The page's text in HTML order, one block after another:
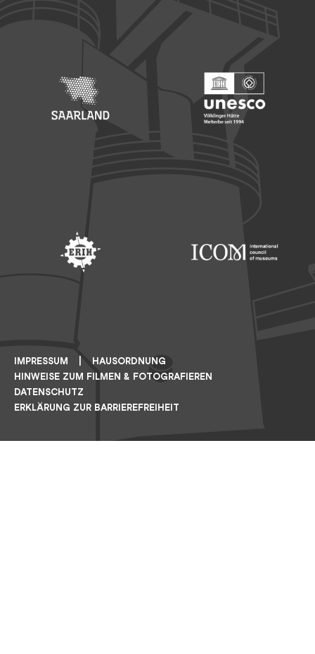
IMPRESSUM
HAUSORDNUNG
HINWEISE ZUM FILMEN & FOTOGRAFIEREN
DATENSCHUTZ
ERKLÄRUNG ZUR BARRIEREFREIHEIT